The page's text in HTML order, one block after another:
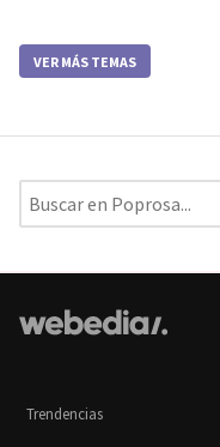
VER MÁS TEMAS
Trendencias